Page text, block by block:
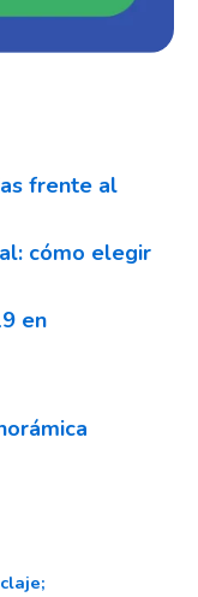
frente al
cómo elegir
en